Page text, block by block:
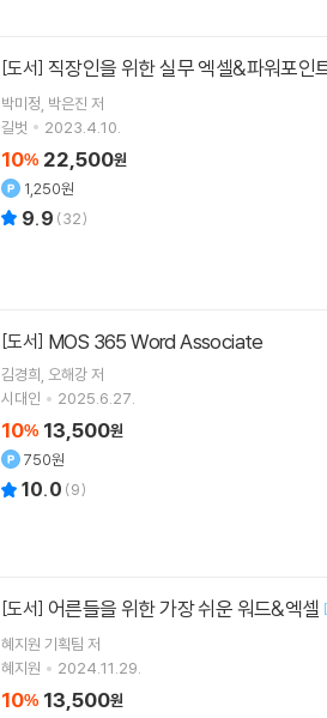
[도서] 직장인을 위한 실무 엑셀&파워포인
박미정 박은진 저
길벗
2023.4.10.
10% 22,500원
1,250원
9.9 (32)
[도서] MOS 365 Word Associate
김경희 오해강저
시대인
2025.6.27.
10% 13,500원
750원
10.0 (9)
[도서] 어른들을 위한 가장 쉬운 워드&엑셀 [
혜지원 기획팀 저
혜지원
2024.11.29.
10% 13,500원